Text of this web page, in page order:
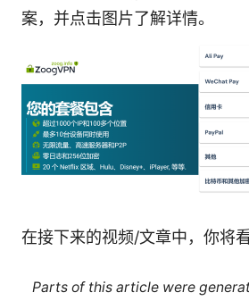
案，并点击图片了解详情。
在接下来的视频/文章中，你将看
Parts of this article were